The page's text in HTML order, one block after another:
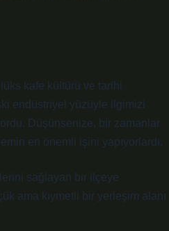
kafe kültürü ve tarihi
endüstriyel yüzüyle ilgimizi
Düşünsenize, bir zamanlar
en önemli işini yapıyorlardı.
sağlayan bir ilçeye
ama kıymetli bir yerleşim alanı